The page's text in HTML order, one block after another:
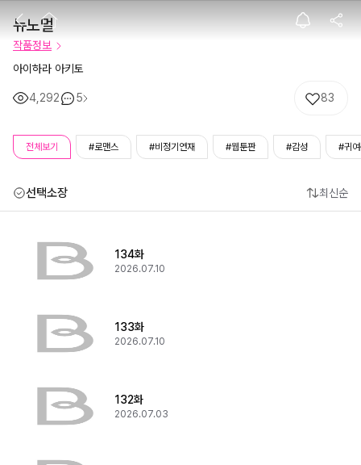
뉴노멀
뉴노멀
작품정보
아이하라 아키토
4,292 5 83
전체보기 #로맨스 #비정기연재 #웹툰판 #감성 #귀
선택소장 최신순
134화
2026.07.10
133화
2026.07.10
132화
2026.07.03